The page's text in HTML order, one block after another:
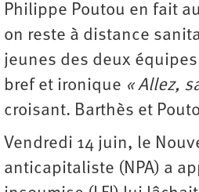
Philippe Poutou en fait
on reste à distance
jeunes des deux
bref et ironique « Allez,
croisant. Barthès et
Vendredi 14 juin, le
anticapitaliste (NPA) a